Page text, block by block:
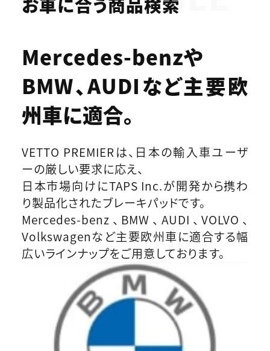
Mercedes-benzや
BMW、AUDIなど主要欧
州車に適合。
VETTO PREMIERは、日本の輸入車ユーザ
ーの厳しい要求に応え、
日本市場向けにTAPS Inc.が開発から携わ
り製品化されたブレーキパッドです。
Mercedes-benz、BMW、AUDI、VOLVO、
Volkswagenなど主要欧州車に適合する幅
広いラインナップをご用意しております。